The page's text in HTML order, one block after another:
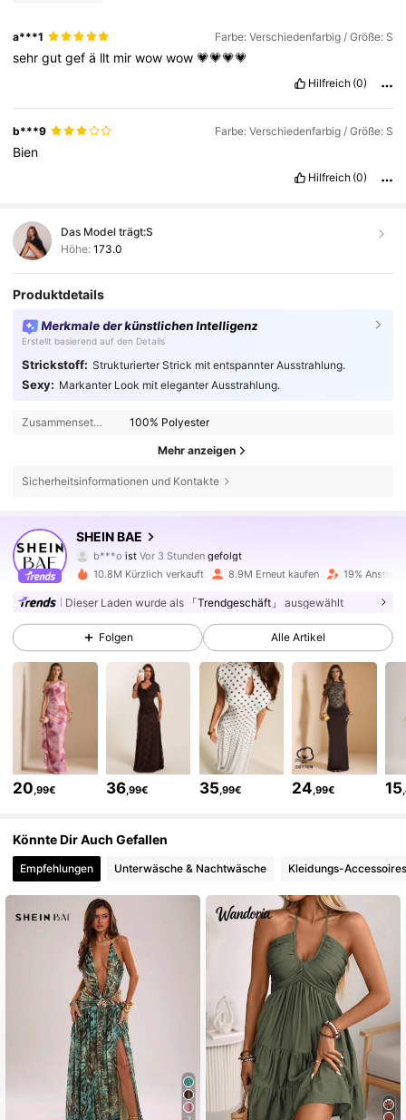
a***1 Farbe: Verschiedenfarbig / Größe: S
sehrgutgefä llt mirwowwow💗💗💗💗
Hilfreich (0)
b***9 Farbe: Verschiedenfarbig / Größe: S
Bien
Hilfreich (0)
Das Model trägt:S
Höhe: 173.0
Produktdetails
Merkmale der künstlichen Intelligenz
Erstellt basierend auf den Details
Strickstoff: Strukturierter Strick mit entspannter Ausstrahlung.
Sexy: Markanter Look mit eleganter Ausstrahlung.
Zusammensetzung: 100% Polyester
Mehr anzeigen
Sicherheitsinformationen und Kontakte
SHEIN BAE
ist
gefolgt
ist am Durchsuchen
4,83
2.7M Follower
4,83 2.7M Follower
2.7M Follower
2.7M Follower
4,83
4,83 2.7M Follower
4,83 2.7M Follower
4,83 2.7M Follower
10.8M Kürzlich verkauft 8.9M Erneut kaufen 19% Anstieg
Dieser Laden wurde als 「Trendgeschäft」 ausgewählt
Folgen Alle Artikel
20,99€ 36,99€ 35,99€ 24,99€ 15
Könnte Dir Auch Gefallen
Empfehlungen Unterwäsche & Nachtwäsche Kleidungs-Accessoires